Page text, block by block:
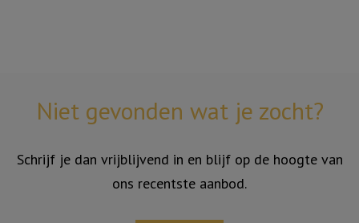
Niet gevonden wat je zocht?
Schrijf je dan vrijblijvend in en blijf op de hoogte van
ons recentste aanbod.